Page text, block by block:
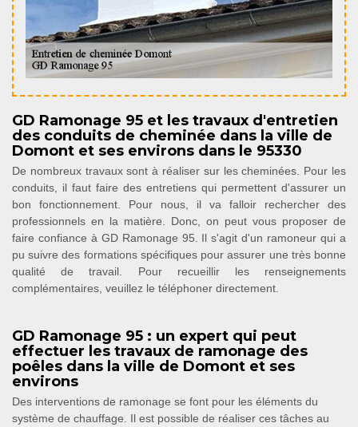
GD Ramonage 95 et les travaux d'entretien
des conduits de cheminée dans la ville de
Domont et ses environs dans le 95330
De nombreux travaux sont à réaliser sur les cheminées. Pour les
conduits, il faut faire des entretiens qui permettent d'assurer un
bon fonctionnement. Pour nous, il va falloir rechercher des
professionnels en la matière. Donc, on peut vous proposer de
faire confiance à GD Ramonage 95. Il s'agit d'un ramoneur qui a
pu suivre des formations spécifiques pour assurer une très bonne
qualité de travail. Pour recueillir les renseignements
complémentaires, veuillez le téléphoner directement.
GD Ramonage 95 : un expert qui peut
effectuer les travaux de ramonage des
poêles dans la ville de Domont et ses
environs
Des interventions de ramonage se font pour les éléments du
système de chauffage. Il est possible de réaliser ces tâches au